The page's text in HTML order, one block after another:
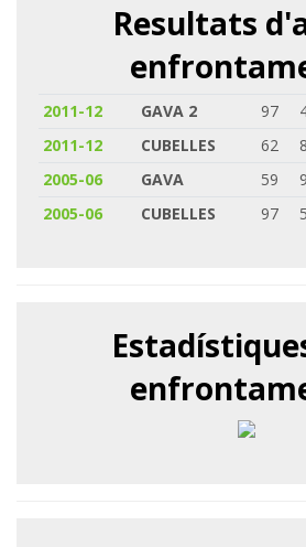
Resultats
2011-12 GAVA 2 97
2011-12
CUBELLES 62
2005-06
GAVA 59
2005-06
CUBELLES 97